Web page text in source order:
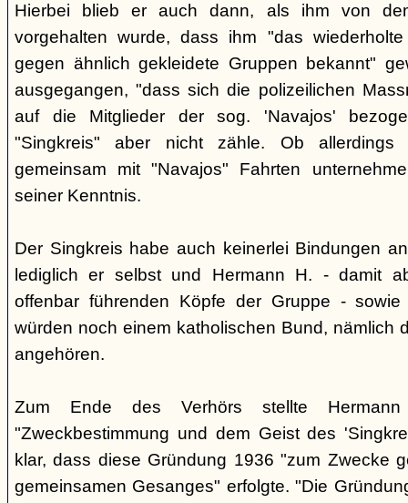
Hierbei blieb er auch dann, als ihm von
vorgehalten wurde, dass ihm "das
gegen ähnlich gekleidete Gruppen bekannt"
ausgegangen, "dass sich die polizeilichen
auf die Mitglieder der sog. 'Navajos'
"Singkreis" aber nicht zähle. Ob allerdings
gemeinsam mit "Navajos" Fahrten
seiner Kenntnis.
Der Singkreis habe auch keinerlei Bindungen
lediglich er selbst und Hermann H. - damit
offenbar führenden Köpfe der Gruppe -
würden noch einem katholischen Bund, nämlich
angehören.
Zum Ende des Verhörs stellte
"Zweckbestimmung und dem Geist des
klar, dass diese Gründung 1936 "zum Zwecke
gemeinsamen Gesanges" erfolgte. "Die